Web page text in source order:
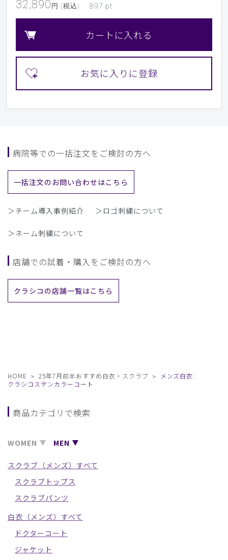
32,890 円 (税込) 897 pt
カートに入れる
病院等での一括注文をご検討の方へ
一括注文のお問い合わせはこちら
＞チーム導入事例紹介 ＞ロゴ刺繍について
＞ネーム刺繍について
店舗での試着・購入をご検討の方へ
クラシコの店舗一覧はこちら
HOME 25年7月前半おすすめ白衣・スクラブ
メンズ白衣:
クラシコステンカラーコート
商品カテゴリで検索
WOMEN MEN
スクラブ（メンズ）すべて
スクラブトップス
スクラブパンツ
白衣（メンズ）すべて
ドクターコート
ジャケット